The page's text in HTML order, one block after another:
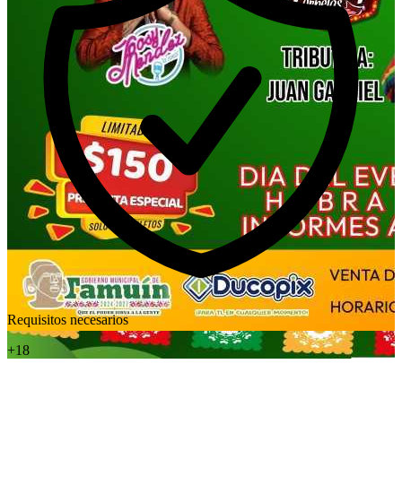
Requisitos necesarios
+18